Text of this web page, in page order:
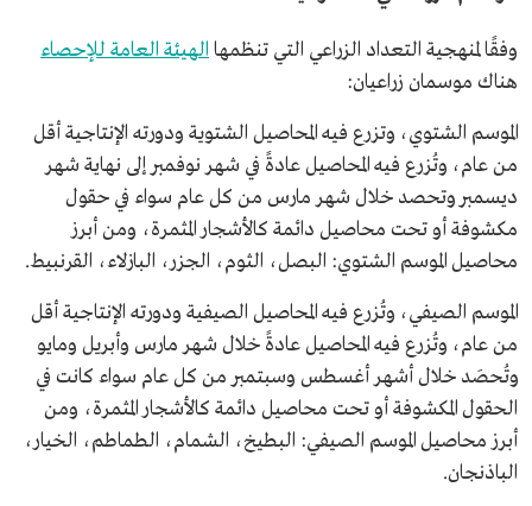
وفقًا لمنهجية التعداد الزراعي التي تنظمها الهيئة العامة للإحصاء
هناك موسمان زراعيان:
الموسم الشتوي، وتزرع فيه المحاصيل الشتوية ودورته الإنتاجية أقل
من عام، وتُزرع فيه المحاصيل عادةً في شهر نوفمبر إلى نهاية شهر
ديسمبر وتحصد خلال شهر مارس من كل عام سواء في حقول
مكشوفة أو تحت محاصيل دائمة كالأشجار المثمرة، ومن أبرز
محاصيل الموسم الشتوي: البصل، الثوم، الجزر، البازلاء، القرنبيط.
الموسم الصيفي، وتُزرع فيه المحاصيل الصيفية ودورته الإنتاجية أقل
من عام، وتُزرع فيه المحاصيل عادةً خلال شهر مارس وأبريل ومايو
وتُحصَد خلال أشهر أغسطس وسبتمبر من كل عام سواء كانت في
الحقول المكشوفة أو تحت محاصيل دائمة كالأشجار المثمرة، ومن
أبرز محاصيل الموسم الصيفي: البطيخ، الشمام، الطماطم، الخيار،
الباذنجان.